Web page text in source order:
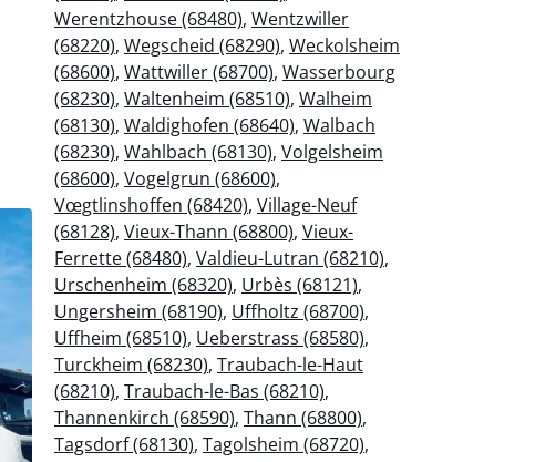
Werentzhouse (68480), Wentzwiller
(68220), Wegscheid (68290), Weckolsheim
(68600), Wattwiller (68700), Wasserbourg
(68230), Waltenheim (68510), Walheim
(68130), Waldighofen (68640), Walbach
(68230), Wahlbach (68130), Volgelsheim
(68600), Vogelgrun (68600),
Vœgtlinshoffen (68420), Village-Neuf
(68128), Vieux-Thann (68800), Vieux-
Ferrette (68480), Valdieu-Lutran (68210),
Urschenheim (68320), Urbès (68121),
Ungersheim (68190), Uffholtz (68700),
Uffheim (68510), Ueberstrass (68580),
Turckheim (68230), Traubach-le-Haut
(68210), Traubach-le-Bas (68210),
Thannenkirch (68590), Thann (68800),
Tagsdorf (68130), Tagolsheim (68720),